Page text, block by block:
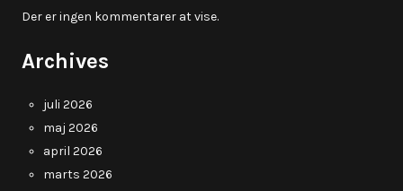
Der er ingen kommentarer at vise.
Archives
juli 2026
maj 2026
april 2026
marts 2026